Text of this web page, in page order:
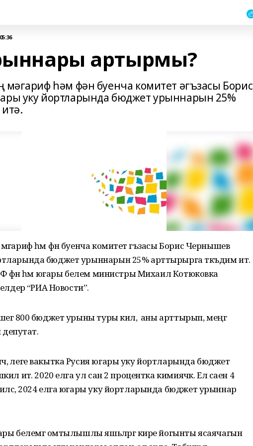
артырмы?
һәм фән буенча комитет әгъзасы Борис
уку йортларында бюджет урыннарын 25%
һәм фән буенча комитет әгъзасы Борис Чернышев
бюджет урыннарын 25% арттырырга тәкъдим итә.
фән һәм югары белем министры Михаил Котюковка
“РИА Новости”.
800 бюджет урыны туры килә, ә аны арттырып, меңгә
депутат.
әлеге вакытка Русия югары уку йортларында бюджет
итә. 2020 елга ул сан 2 процентка кимиячәк. Ел саен 4
2024 елга югары уку йортларында бюджет урыннар
белемгә омтылышлы яшьләргә кире йогынты ясаячагын